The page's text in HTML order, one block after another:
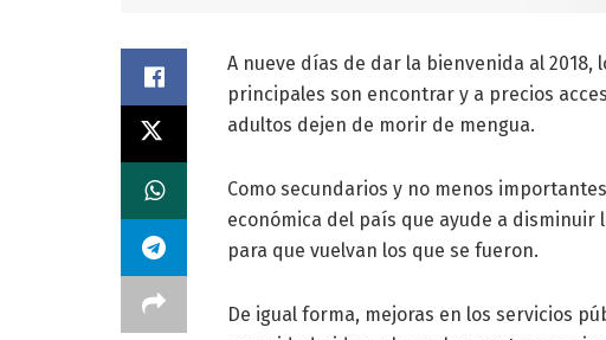
A nueve días de dar la bienvenida al 2018,
principales son encontrar y a precios
adultos dejen de morir de mengua.
Como secundarios y no menos
económica del país que ayude a
para que vuelvan los que se fueron.
De igual forma, mejoras en los servicios